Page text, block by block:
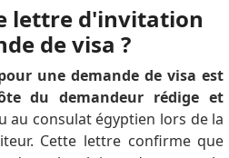
lettre d'invitation
de visa ?
une demande de visa est
du demandeur rédige et
au consulat égyptien lors de la
Cette lettre confirme que